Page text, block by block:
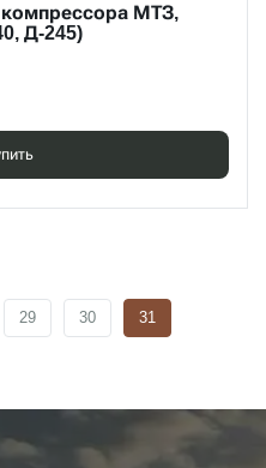
МТЗ,
Д-245)
29 30 31